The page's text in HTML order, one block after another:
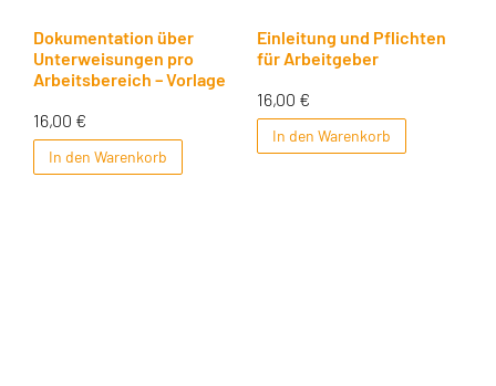
Dokumentation über
Unterweisungen pro
Arbeitsbereich – Vorlage
16,00 €
In den Warenkorb
Einleitung und Pflichten
für Arbeitgeber
16,00 €
In den Warenkorb